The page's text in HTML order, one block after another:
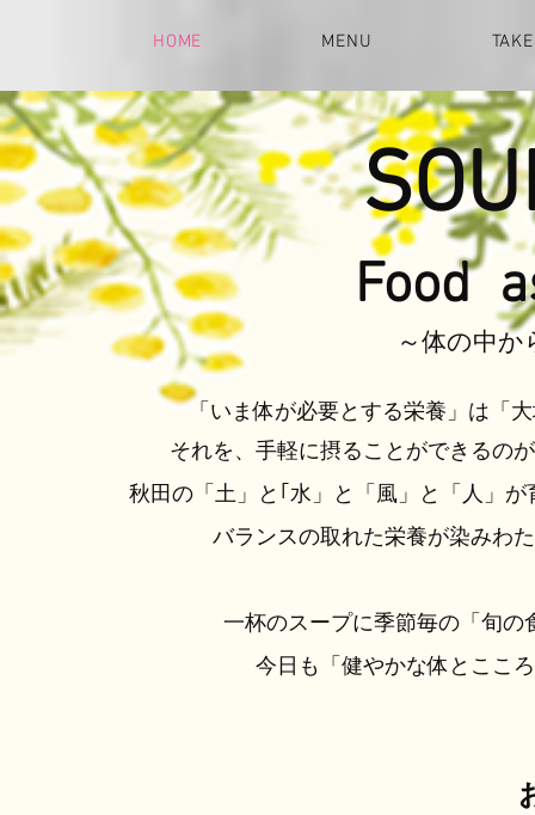
HOME MENU
Food
～体の中
「いま体が必要とする栄養」は「
それを、手軽に摂ることができるの
秋田の「土」と｢水」と「風」と「人」
バランスの取れた栄養が染みわ
一杯のスープに季節毎の「旬
今日も「健やかな体とここ